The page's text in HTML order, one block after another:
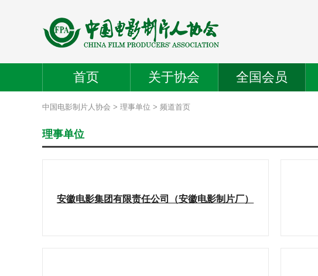
首页 关于协会 全国会员
中国电影制片人协会 > 理事单位 > 频道首页
理事单位
安徽电影集团有限责任公司（安徽电影制片厂）